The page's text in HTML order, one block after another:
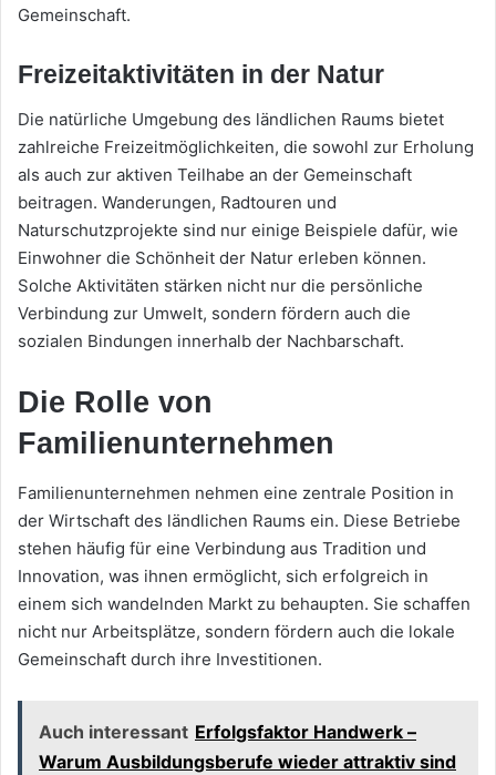
Gemeinschaft.
Freizeitaktivitäten in der Natur
Die natürliche Umgebung des ländlichen Raums bietet
zahlreiche Freizeitmöglichkeiten, die sowohl zur Erholung
als auch zur aktiven Teilhabe an der Gemeinschaft
beitragen. Wanderungen, Radtouren und
Naturschutzprojekte sind nur einige Beispiele dafür, wie
Einwohner die Schönheit der Natur erleben können.
Solche Aktivitäten stärken nicht nur die persönliche
Verbindung zur Umwelt, sondern fördern auch die
sozialen Bindungen innerhalb der Nachbarschaft.
Die Rolle von
Familienunternehmen
Familienunternehmen nehmen eine zentrale Position in
der Wirtschaft des ländlichen Raums ein. Diese Betriebe
stehen häufig für eine Verbindung aus Tradition und
Innovation, was ihnen ermöglicht, sich erfolgreich in
einem sich wandelnden Markt zu behaupten. Sie schaffen
nicht nur Arbeitsplätze, sondern fördern auch die lokale
Gemeinschaft durch ihre Investitionen.
Auch interessant Erfolgsfaktor Handwerk –
Warum Ausbildungsberufe wieder attraktiv sind